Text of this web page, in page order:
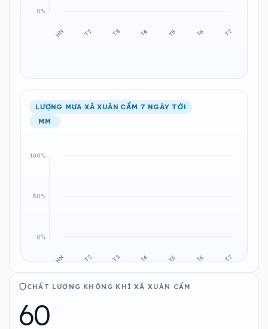
LƯỢNG MƯA XÃ XUÂN CẨM 7 NGÀY TỚI
MM
CHẤT LƯỢNG KHÔNG KHÍ XÃ XUÂN CẨM
60